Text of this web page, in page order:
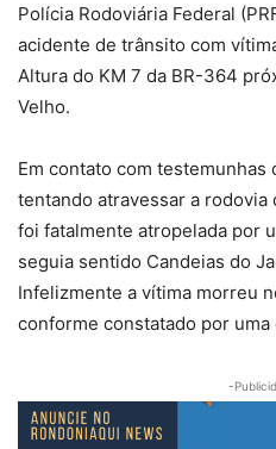
Polícia Rodoviária Federal
acidente de trânsito com
Altura do KM 7 da BR-364
Velho.
Em contato com testemunhas
tentando atravessar a
foi fatalmente atropelada por
seguia sentido Candeias do
Infelizmente a vítima morreu
conforme constatado por
-